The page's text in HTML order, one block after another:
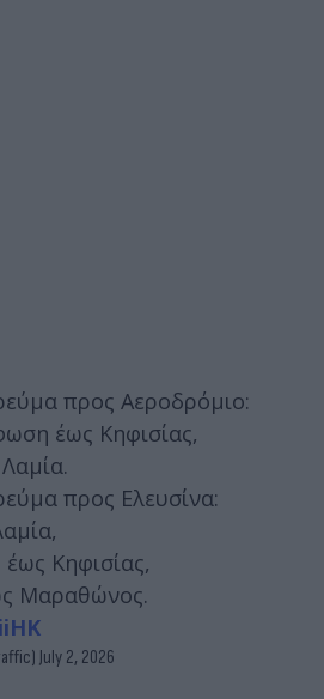
προς Αεροδρόμιο:
έως Κηφισίας,
Λαμία.
προς Ελευσίνα:
έως Κηφισίας,
Μαραθώνος.
July 2, 2026